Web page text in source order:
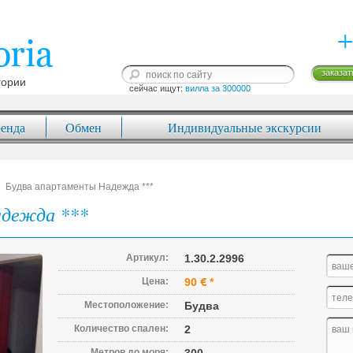
сейчас ищут: вилла за 300000
Обмен Индивидуальные экскурсии
Будва апартаменты Надежда ***
***
Артикул: 1.30.2.2996
Цена: 90 *
Местоположение: Будва
Количество спален: 2